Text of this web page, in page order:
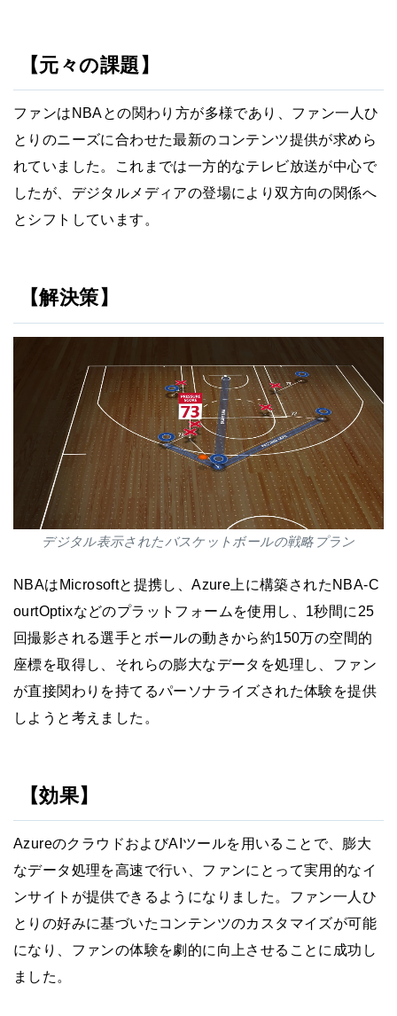
【元々の課題】
ファンはNBAとの関わり方が多様であり、ファン一人ひ
とりのニーズに合わせた最新のコンテンツ提供が求めら
れていました。これまでは一方的なテレビ放送が中心で
したが、デジタルメディアの登場により双方向の関係へ
とシフトしています。
【解決策】
デジタル表示されたバスケットボールの戦略プラン
NBAはMicrosoftと提携し、Azure上に構築されたNBA-C
ourtOptixなどのプラットフォームを使用し、1秒間に25
回撮影される選手とボールの動きから約150万の空間的
座標を取得し、それらの膨大なデータを処理し、ファン
が直接関わりを持てるパーソナライズされた体験を提供
しようと考えました。
【効果】
AzureのクラウドおよびAIツールを用いることで、膨大
なデータ処理を高速で行い、ファンにとって実用的なイ
ンサイトが提供できるようになりました。ファン一人ひ
とりの好みに基づいたコンテンツのカスタマイズが可能
になり、ファンの体験を劇的に向上させることに成功し
ました。